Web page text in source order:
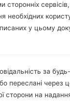
необхідних
у цьому
за
переслані
сторони на